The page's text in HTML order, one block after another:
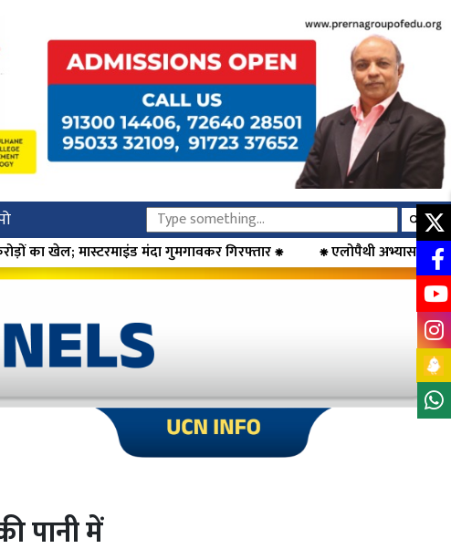
गुमगावकर गिरफ्तार ⁕ ⁕ एलोपैथी अभ्यास की अनुमति के खिलाफ
Click to visit UCN Info
पानी में